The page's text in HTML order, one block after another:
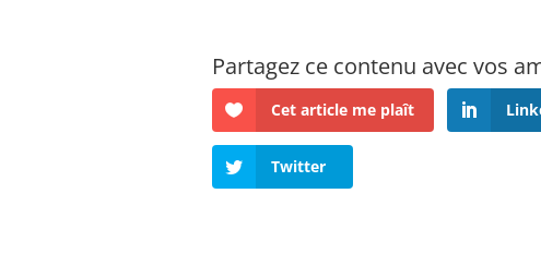
Cet article me plaît
Twitter